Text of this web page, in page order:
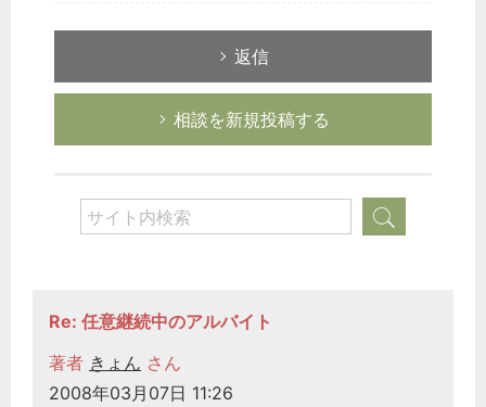
返信
相談を新規投稿する
Re: 任意継続中のアルバイト
著者 きょん さん
2008年03月07日 11:26
どのカテゴリーに投稿しますか？
選択してください
労務管理
企業法務
経営の知恵
次へ